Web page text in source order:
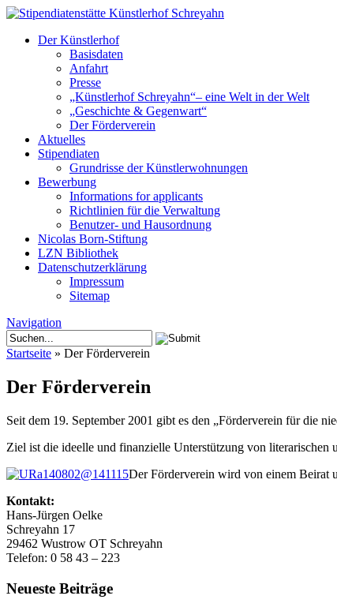
Der Künstlerhof
Basisdaten
Anfahrt
Presse
„Künstlerhof Schreyahn“– eine Welt in der Welt
„Geschichte & Gegenwart“
Der Förderverein
Aktuelles
Stipendiaten
Grundrisse der Künstlerwohnungen
Bewerbung
Informations for applicants
Richtlinien für die Verwaltung
Benutzer- und Hausordnung
Nicolas Born-Stiftung
LZN Bibliothek
Datenschutzerklärung
Impressum
Sitemap
Navigation
Startseite » Der Förderverein
Der Förderverein
Seit dem 19. September 2001 gibt es den „Förderverein für die
Ziel ist die ideelle und finanzielle Unterstützung von literarischen
Der Förderverein wird von einem Beirat
Kontakt:
Hans-Jürgen Oelke
Schreyahn 17
29462 Wustrow OT Schreyahn
Telefon: 0 58 43 – 223
Neueste Beiträge